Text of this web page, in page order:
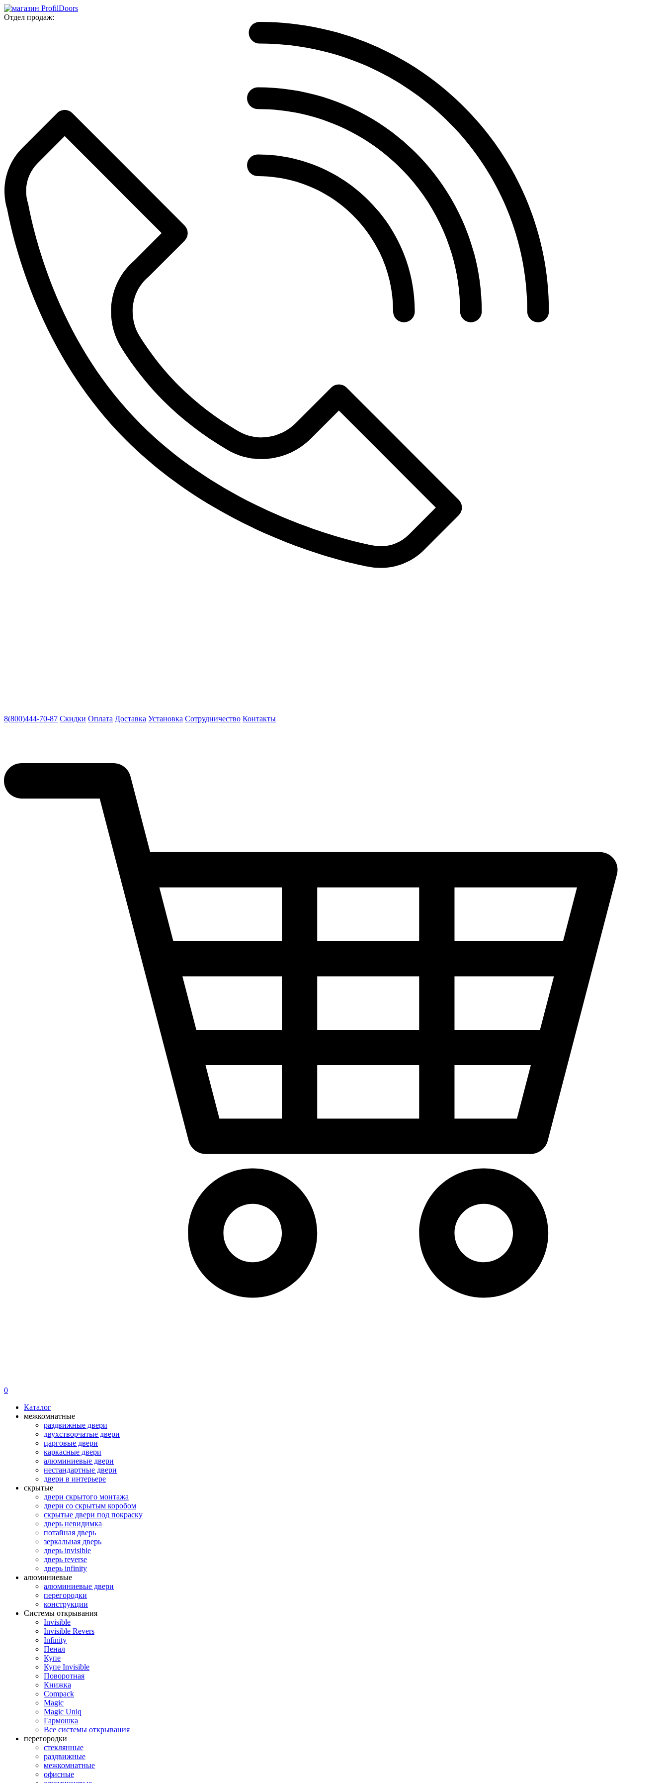
Отдел продаж:
8(800)444-70-87 Скидки Оплата Доставка Установка Сотрудничество Контакты
0
Каталог
межкомнатные
раздвижные двери
двухстворчатые двери
царговые двери
каркасные двери
алюминиевые двери
нестандартные двери
двери в интерьере
скрытые
двери скрытого монтажа
двери со скрытым коробом
скрытые двери под покраску
дверь невидимка
потайная дверь
зеркальная дверь
дверь invisible
дверь reverse
дверь infinity
алюминиевые
алюминиевые двери
перегородки
конструкции
Системы открывания
Invisible
Invisible Revers
Infinity
Пенал
Купе
Купе Invisible
Поворотная
Книжка
Compack
Magic
Magic Uniq
Гармошка
Все системы открывания
перегородки
стеклянные
раздвижные
межкомнатные
офисные